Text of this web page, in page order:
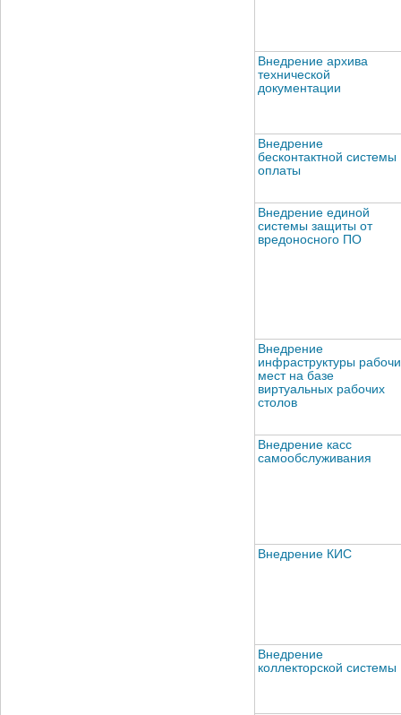
Внедрение архива
технической
документации
Внедрение
бесконтактной системы
оплаты
Внедрение единой
системы защиты от
вредоносного ПО
Внедрение
инфраструктуры
мест на базе
виртуальных рабочих
столов
Внедрение касс
самообслуживания
Внедрение КИС
Внедрение
коллекторской системы